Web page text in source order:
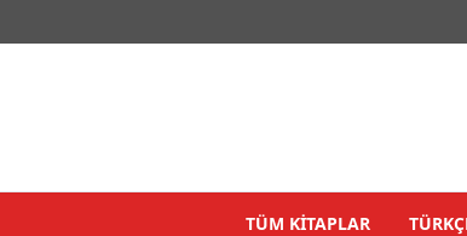
TÜM KİTAPLAR